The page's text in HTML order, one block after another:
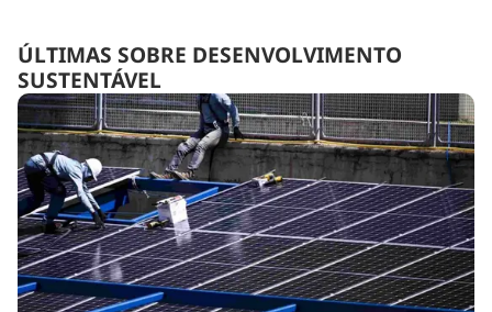
ÚLTIMAS SOBRE DESENVOLVIMENTO
SUSTENTÁVEL